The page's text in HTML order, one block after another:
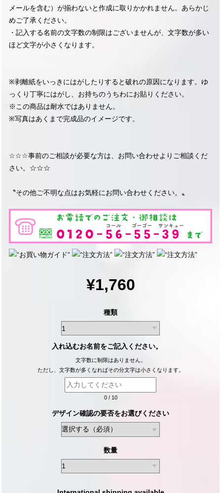
メールを含む）が揃わないと作成に取りかかれません。あらかじ
めご了承ください。
・記入する名前の文字数の制限はございませんが、文字数が多い
ほど文字が小さくなります。
※剥離紙をいっきにはがしたりすると破れの原因になります。ゆ
っくり丁寧にはがし、お持ちのうちわにお貼りください。
※この商品は耐水ではありません。
※写真はあくまで完成品のイメージです。
☆☆☆事前のご相談が必要な方は、お問い合わせよりご相談くだ
さい。☆☆☆
〝その他ご不明な点はお気軽にお問い合わせください。〟
¥1,760
種類
入れ込むお名前をご記入ください。
文字数に制限はありません。
ただし、文字数が多くなればその分文字は小さくなります。
0/ 10
デザイン確認の要否をお選びください
数量